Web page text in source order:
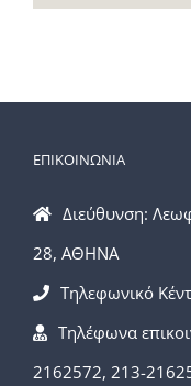
ΕΠΙΚΟΙΝΩΝΙΑ
Διεύθυνση:
28, ΑΘΗΝΑ
Τηλεφωνικό
Τηλέφωνα
2162572, 213-